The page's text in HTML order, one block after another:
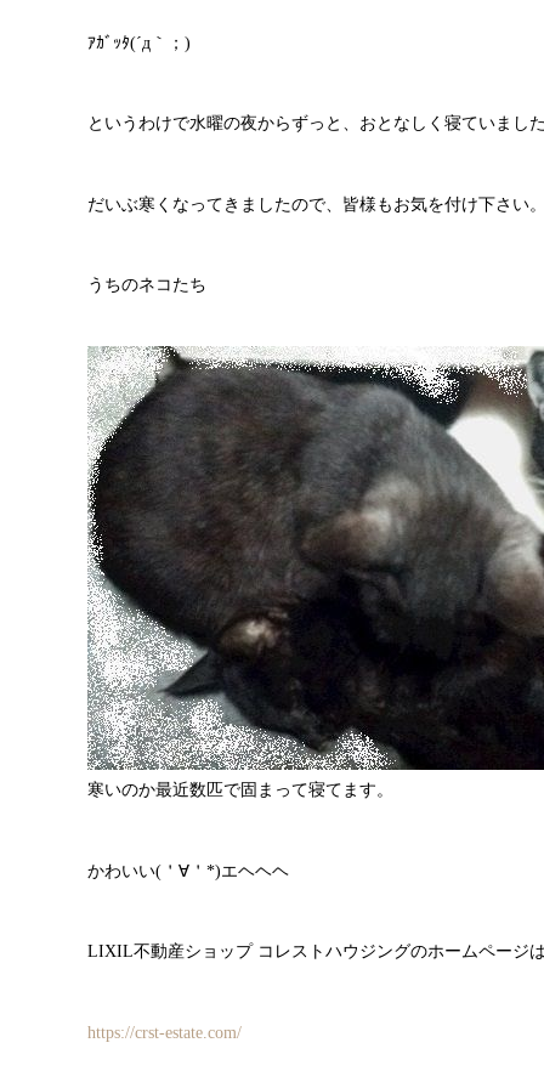
ｱｶﾞｯﾀ(´д｀；)
というわけで水曜の夜からずっと、おとなしく寝ていまし
だいぶ寒くなってきましたので、皆様もお気を付け下さい
うちのネコたち
寒いのか最近数匹で固まって寝てます。
かわいい(＇∀＇*)エヘヘヘ
LIXIL不動産ショップ コレストハウジングのホームページ
https://crst-estate.com/